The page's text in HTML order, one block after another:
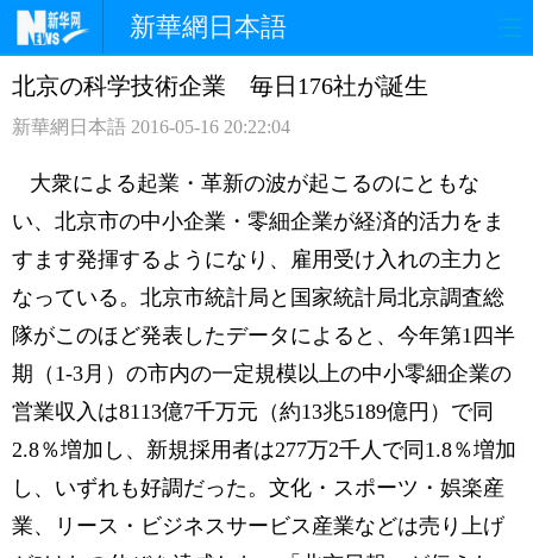
新華網日本語
ホームページ 政治 経済
観光 評論 写真
中日対訳
北京の科学技術企業 毎日176社が誕生
新華網日本語 2016-05-16 20:22:04
大衆による起業・革新の波が起こるのにともな
い、北京市の中小企業・零細企業が経済的活力をま
すます発揮するようになり、雇用受け入れの主力と
なっている。北京市統計局と国家統計局北京調査総
隊がこのほど発表したデータによると、今年第1四半
期（1-3月）の市内の一定規模以上の中小零細企業の
営業収入は8113億7千万元（約13兆5189億円）で同
2.8％増加し、新規採用者は277万2千人で同1.8％増加
し、いずれも好調だった。文化・スポーツ・娯楽産
業、リース・ビジネスサービス産業などは売り上げ